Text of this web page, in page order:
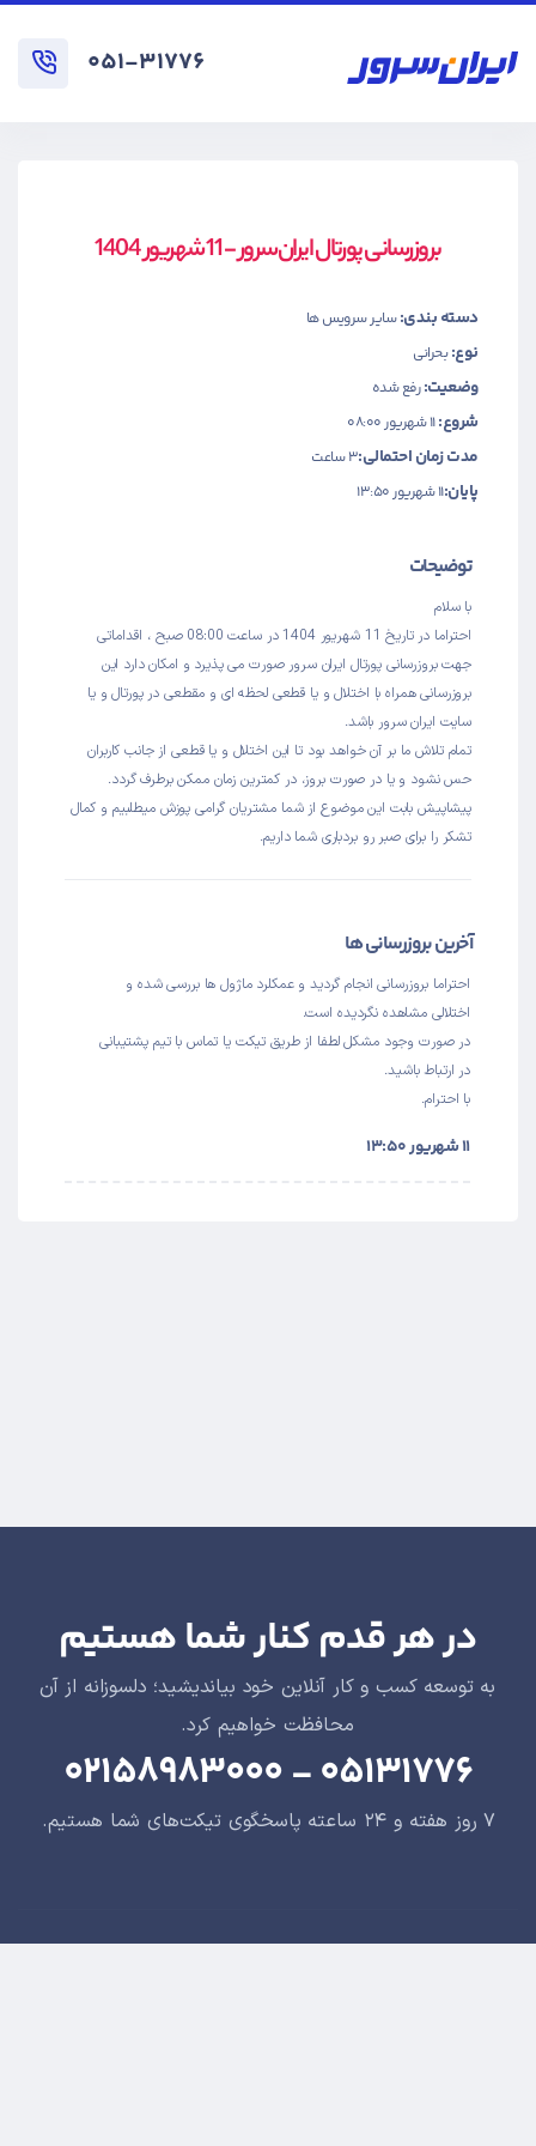
۰۵۱-۳۱۷۷۶
دسته بندی:سایر سرویس ها
نوع:بحرانی
وضعیت:رفع شده
بروزرسانی پورتال ایران‌سرور - 11 شهریور 1404
شروع:۱۱ شهریور ۰۸:۰۰
مدت زمان احتمالی:3 ساعت
پایان:۱۱ شهریور ۱۳:۵۰
توضیحات
با سلام
احتراما در تاریخ 11 شهریور 1404 در ساعت 08:00 صبح ، اقداماتی
جهت بروزرسانی پورتال ایران سرور صورت می پذیرد و امکان دارد این
بروزرسانی همراه با اختلال و یا قطعی لحظه ای و مقطعی در پورتال و یا
سایت ایران سرور باشد.
تمام تلاش ما بر آن خواهد بود تا این اختلال و یا قطعی از جانب کاربران
حس نشود و یا در صورت بروز، در کمترین زمان ممکن برطرف گردد.
پیشاپیش بابت این موضوع از شما مشتریان گرامی پوزش میطلبیم و کمال
تشکر را برای صبر رو بردباری شما داریم.
آخرین بروزرسانی ها
احتراما بروزرسانی انجام گردید و عمکلرد ماژول ها بررسی شده و
اختلالی مشاهده نگردیده است.
در صورت وجود مشکل لطفا از طریق تیکت یا تماس با تیم پشتیبانی
در ارتباط باشید.
با احترام.
۱۱ شهریور ۱۳:۵۰
در هر قدم کنار شما هستیم
به توسعه کسب و کار آنلاین خود بیاندیشید؛ دلسوزانه از آن
محافظت خواهیم کرد.
۰۵۱۳۱۷۷۶ - ۰۲۱۵۸۹۸۳۰۰۰
۷ روز هفته و ۲۴ ساعته پاسخگوی تیکت‌های شما هستیم.